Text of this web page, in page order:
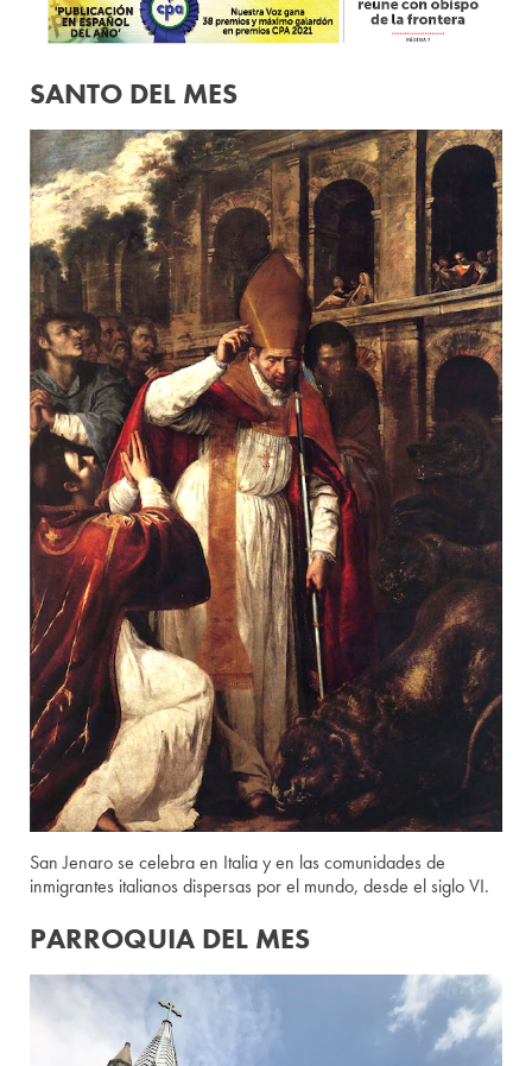
SANTO DEL MES
San Jenaro se celebra en Italia y en las comunidades de
inmigrantes italianos dispersas por el mundo, desde el siglo VI.
PARROQUIA DEL MES